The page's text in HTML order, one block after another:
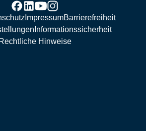
ImpressumBarrierefreiheit
Informationssicherheit
Rechtliche Hinweise